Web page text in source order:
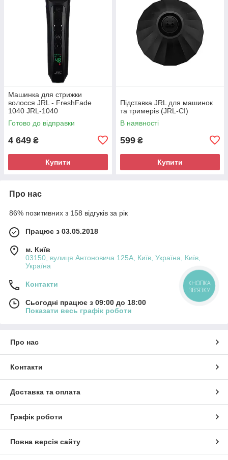
Машинка для стрижки
волосся JRL - FreshFade
1040 JRL-1040
Готово до відправки
4 649 ₴
Купити
Підставка JRL для машинок
та тримерів (JRL-CI)
В наявності
599 ₴
Купити
Про нас
86% позитивних з 158 відгуків за рік
Працює з 03.05.2018
м. Київ
03150, вулиця Антоновича 125А, Київ, Україна, Київ,
Україна
Контакти
Сьогодні працює з 09:00 до 18:00
Показати весь графік роботи
Про нас
Контакти
Доставка та оплата
Графік роботи
Повна версія сайту
КНОПКА
ЗВ'ЯЗКУ